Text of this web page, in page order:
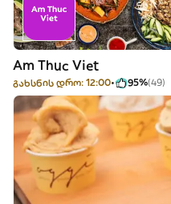
Am Thuc Viet
გახსნის დრო: 12:00 95%(49)